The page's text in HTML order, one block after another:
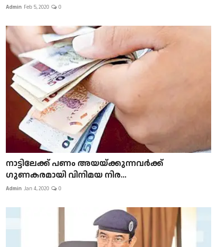
Admin Feb 5, 2020 0
നാട്ടിലേക്ക് പണം അയയ്ക്കുന്നവർക്ക്
ഗുണകരമായി വിനിമയ നിര...
Admin Jan 4, 2020 0